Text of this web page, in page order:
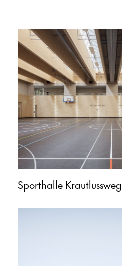
Sporthalle Krautlussweg